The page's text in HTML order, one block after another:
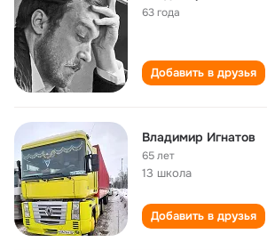
63 года
Добавить в друзья
Владимир Игнатов
65 лет
13 школа
Добавить в друзья